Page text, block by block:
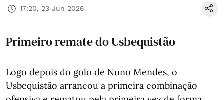
17:20, 23 Jun 2026
Primeiro remate do Usbequistão
Logo depois do golo de Nuno Mendes, o
Usbequistão arrancou a primeira combinação